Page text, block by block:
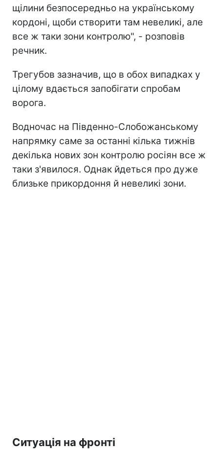
щілини безпосередньо на українському
кордоні, щоби створити там невеликі, але
все ж таки зони контролю", - розповів
речник.
Трегубов зазначив, що в обох випадках у
цілому вдається запобігати спробам
ворога.
Водночас на Південно-Слобожанському
напрямку саме за останні кілька тижнів
декілька нових зон контролю росіян все ж
таки з'явилося. Однак йдеться про дуже
близьке прикордоння й невеликі зони.
Ситуація на фронті